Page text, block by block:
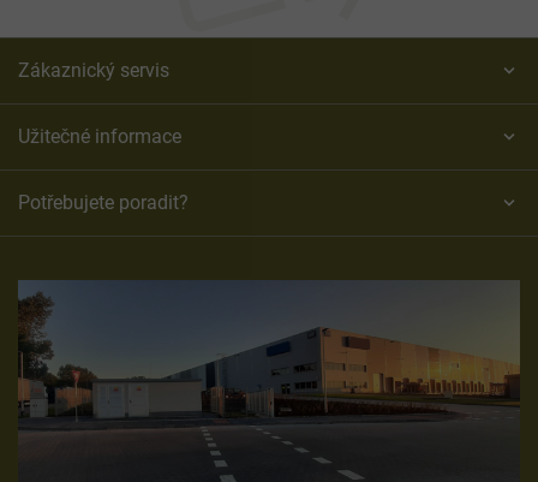
Zákaznický servis
Užitečné informace
Potřebujete poradit?